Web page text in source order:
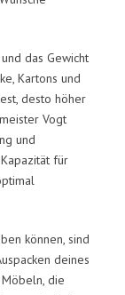
das Gewicht
Kartons und
desto höher
Vogt
und
für
können, sind
deines
die